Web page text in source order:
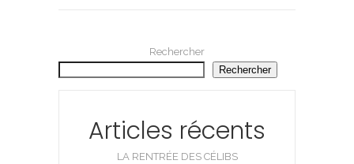
Rechercher
Rechercher
Articles récents
LA RENTRÉE DES CÉLIBS